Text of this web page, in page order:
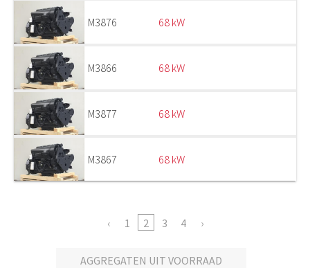
M3876 68 kW
M3866 68 kW
M3877 68 kW
M3867 68 kW
1 2 3 4
AGGREGATEN UIT VOORRAAD